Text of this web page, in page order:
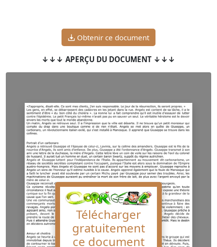
Obtenir ce document
↓↓↓ APERÇU DU DOCUMENT ↓↓↓
Télécharger
gratuitement
ce document